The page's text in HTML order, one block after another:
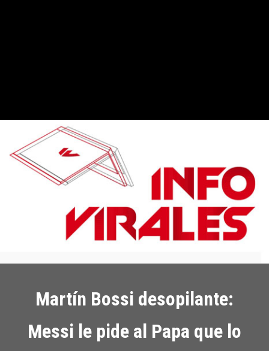
Martín Bossi desopilante:
Messi le pide al Papa que lo